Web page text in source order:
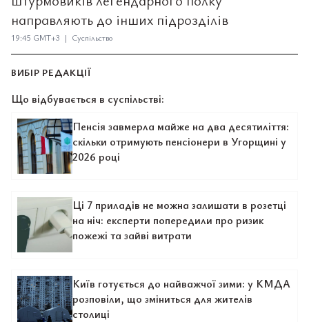
направляють до інших підрозділів
19:45 GMT+3 | Суспільство
ВИБІР РЕДАКЦІЇ
Що відбувається в суспільстві:
Пенсія завмерла майже на два десятиліття:
скільки отримують пенсіонери в Угорщині у
2026 році
Ці 7 приладів не можна залишати в розетці
на ніч: експерти попередили про ризик
пожежі та зайві витрати
Київ готується до найважчої зими: у КМДА
розповіли, що зміниться для жителів
столиці